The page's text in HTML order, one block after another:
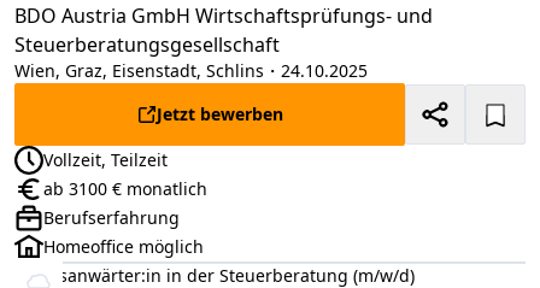
BDO Austria GmbH Wirtschaftsprüfungs- und
Steuerberatungsgesellschaft
Wien, Graz, Eisenstadt, Schlins ・24.10.2025
Jetzt bewerben
Anstellungsart:
Vollzeit, Teilzeit
Gehalt:ab 3100 € monatlich
Positionsebene:
Berufserfahrung
Homeoffice möglich
Berufsanwärter:in in der Steuerberatung (m/w/d)